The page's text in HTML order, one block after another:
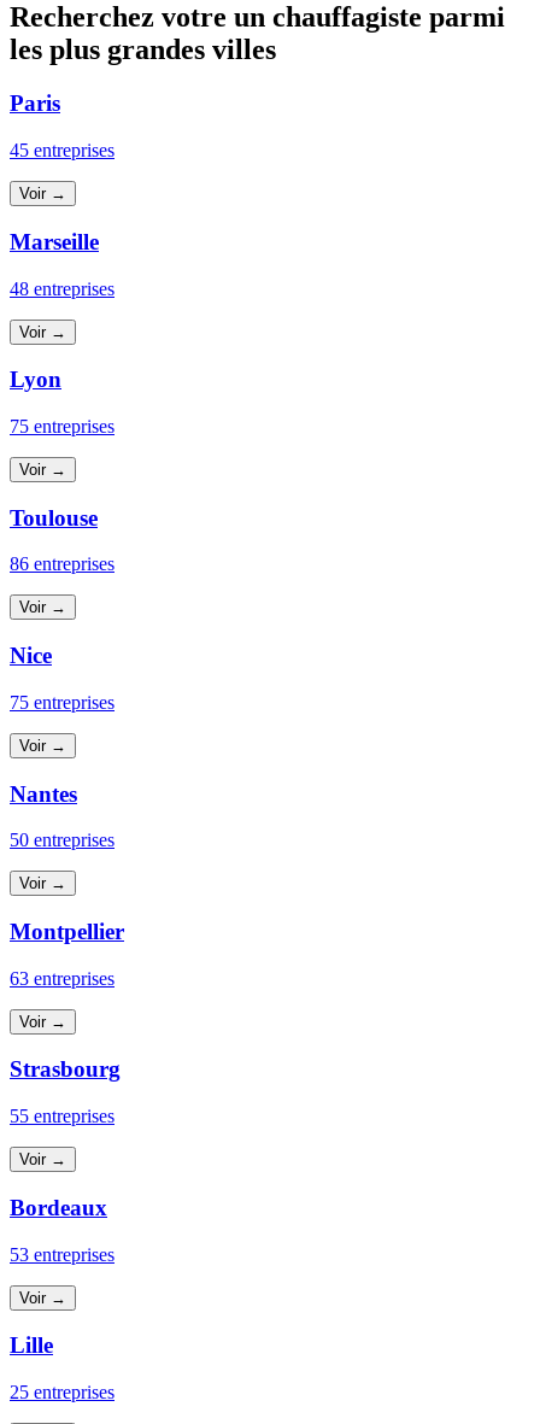
Recherchez votre un chauffagiste parmi
les plus grandes villes
Paris
45 entreprises
Voir →
Marseille
48 entreprises
Voir →
Lyon
75 entreprises
Voir →
Toulouse
86 entreprises
Voir →
Nice
75 entreprises
Voir →
Nantes
50 entreprises
Voir →
Montpellier
63 entreprises
Voir →
Strasbourg
55 entreprises
Voir →
Bordeaux
53 entreprises
Voir →
Lille
25 entreprises